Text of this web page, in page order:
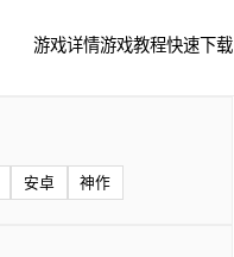
游戏详情游戏教程快速下载
安卓 神作